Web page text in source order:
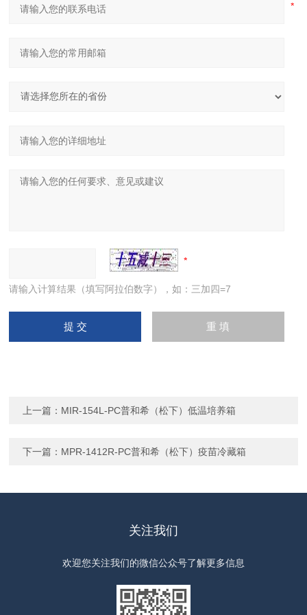
请输入计算结果（填写阿拉伯数字），如：三加四=7
上一篇： MIR-154L-PC普和希（松下）低温培养箱
下一篇： MPR-1412R-PC普和希（松下）疫苗冷藏箱
关注我们
欢迎您关注我们的微信公众号了解更多信息